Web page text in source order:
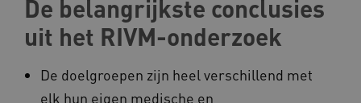
De belangrijkste conclusies
uit het RIVM-onderzoek
De doelgroepen zijn heel verschillend met
elk hun eigen medische en
BCSessionID vilans.blueconic.net